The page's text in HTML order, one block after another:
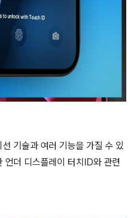
기술과 여러 기능을 가질 수 있
언더 디스플레이 터치ID와 관련